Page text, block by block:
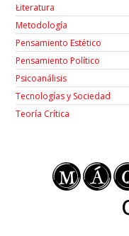
Łiteratura
Metodología
Pensamiento Estético
Pensamiento Político
Psicoanálisis
Tecnologías y Sociedad
Teoría Crítica